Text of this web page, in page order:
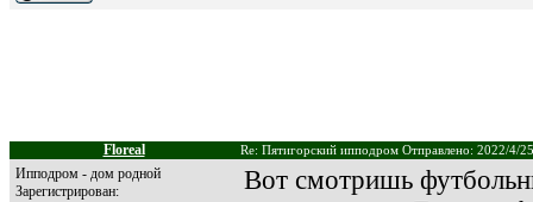
Floreal Re: Пятигорский ипподром Отправлено: 2022/4/
Ипподром - дом родной
Зарегистрирован:
Вот смотришь